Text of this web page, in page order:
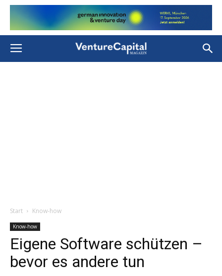
Start Know-how
Know-how
Eigene Software schützen –
bevor es andere tun